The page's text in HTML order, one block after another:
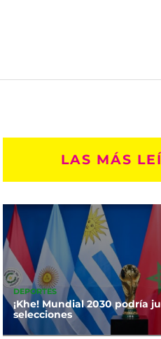
LAS MÁS
DEPORTES
¡Khe! Mundial 2030 podría
selecciones